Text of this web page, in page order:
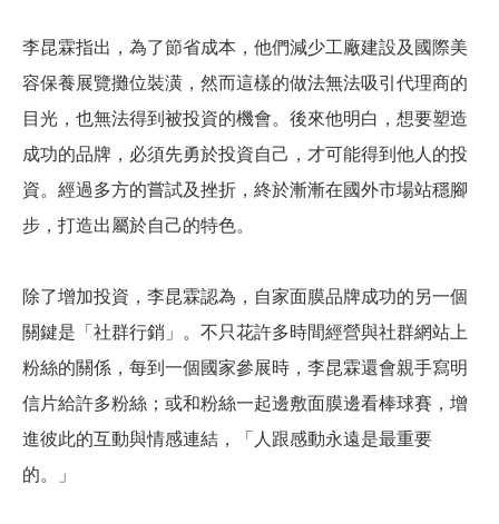
李昆霖指出，為了節省成本，他們減少工廠建設及國際美
容保養展覽攤位裝潢，然而這樣的做法無法吸引代理商的
目光，也無法得到被投資的機會。後來他明白，想要塑造
成功的品牌，必須先勇於投資自己，才可能得到他人的投
資。經過多方的嘗試及挫折，終於漸漸在國外市場站穩腳
步，打造出屬於自己的特色。
除了增加投資，李昆霖認為，自家面膜品牌成功的另一個
關鍵是「社群行銷」。不只花許多時間經營與社群網站上
粉絲的關係，每到一個國家參展時，李昆霖還會親手寫明
信片給許多粉絲；或和粉絲一起邊敷面膜邊看棒球賽，增
進彼此的互動與情感連結，「人跟感動永遠是最重要
的。」